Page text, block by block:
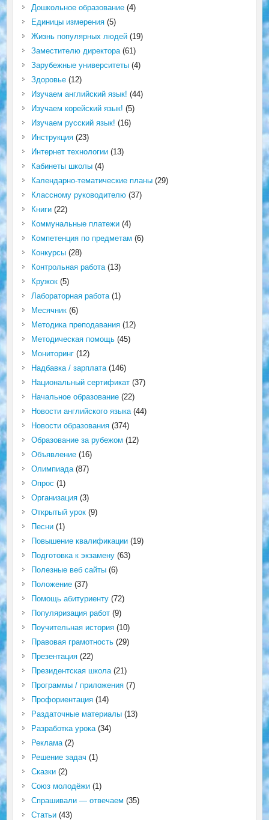
Дошкольное образование(4)
Единицы измерения(5)
Жизнь популярных людей(19)
Заместителю директора(61)
Зарубежные университеты(4)
Здоровье(12)
Изучаем английский язык! (44)
Изучаем корейский язык! (5)
Изучаем русский язык! (16)
Инструкция(23)
Интернет технологии(13)
Кабинеты школы(4)
Календарно-тематические планы(29)
Классному руководителю(37)
Книги(22)
Коммунальные платежи(4)
Компетенция по предметам (6)
Конкурсы(28)
Контрольная работа(13)
Кружок(5)
Лабораторная работа(1)
Месячник(6)
Методика преподавания(12)
Методическая помощь(45)
Мониторинг(12)
Надбавка / зарплата(146)
Национальный сертификат(37)
Начальное образование(22)
Новости английского языка(44)
Новости образования(374)
Образование за рубежом (12)
Объявление(16)
Олимпиада(87)
Опрос (1)
Организация(3)
Открытый урок(9)
Песни(1)
Повышение квалификации(19)
Подготовка к экзамену(63)
Полезные веб сайты(6)
Положение(37)
Помощь абитуриенту(72)
Популяризация работ(9)
Поучительная история(10)
Правовая грамотность(29)
Презентация(22)
Президентская школа(21)
Программы / приложения(7)
Профориентация(14)
Раздаточные материалы(13)
Разработка урока(34)
Реклама(2)
Решение задач (1)
Сказки(2)
Союз молодёжи(1)
Спрашивали — отвечаем (35)
Статьи(43)